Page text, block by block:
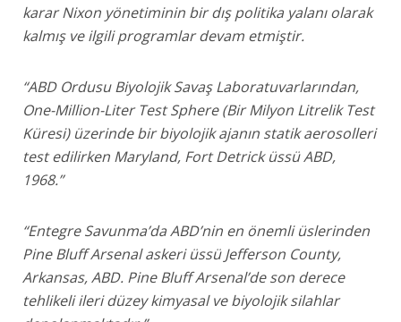
karar Nixon yönetiminin bir dış politika yalanı olarak
kalmış ve ilgili programlar devam etmiştir.
“ABD Ordusu Biyolojik Savaş Laboratuvarlarından,
One-Million-Liter Test Sphere (Bir Milyon Litrelik Test
Küresi) üzerinde bir biyolojik ajanın statik aerosolleri
test edilirken Maryland, Fort Detrick üssü ABD,
1968.”
“Entegre Savunma’da ABD’nin en önemli üslerinden
Pine Bluff Arsenal askeri üssü Jefferson County,
Arkansas, ABD. Pine Bluff Arsenal’de son derece
tehlikeli ileri düzey kimyasal ve biyolojik silahlar